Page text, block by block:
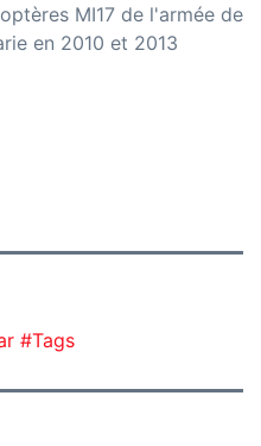
MI17 de l'armée de
en 2010 et 2013
#Tags